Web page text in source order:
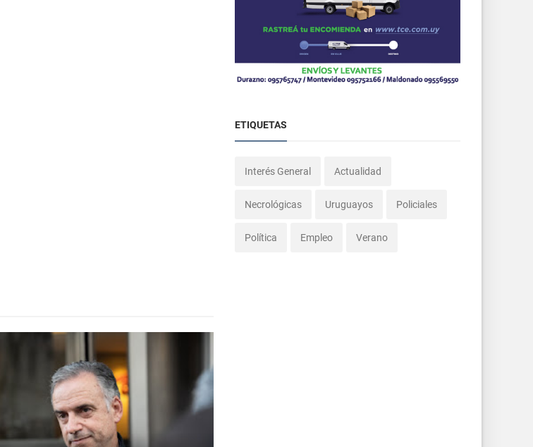
ETIQUETAS
Interés General Actualidad
Necrológicas Uruguayos Policiales
Política Empleo Verano